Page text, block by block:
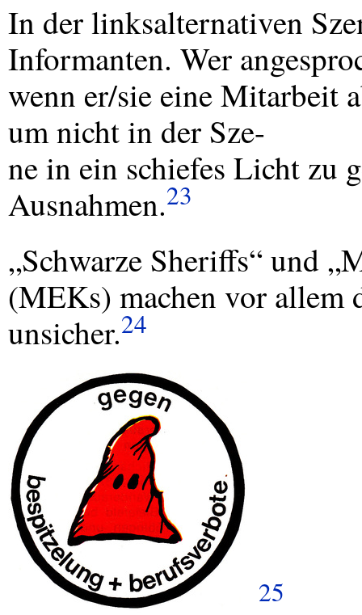
In der linksalternativen
Informanten. Wer
wenn er/sie eine Mitarbeit
um nicht in der Sze-
ne in ein schiefes Licht zu
Ausnahmen.23
„Schwarze Sheriffs“ und
(MEKs) machen vor allem
unsicher.24
25